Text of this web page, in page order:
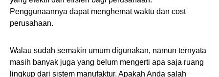
Penggunaannya dapat menghemat waktu dan cost
perusahaan.
Walau sudah semakin umum digunakan, namun ternyata
masih banyak juga yang belum mengerti apa saja ruang
lingkup dari sistem manufaktur. Apakah Anda salah